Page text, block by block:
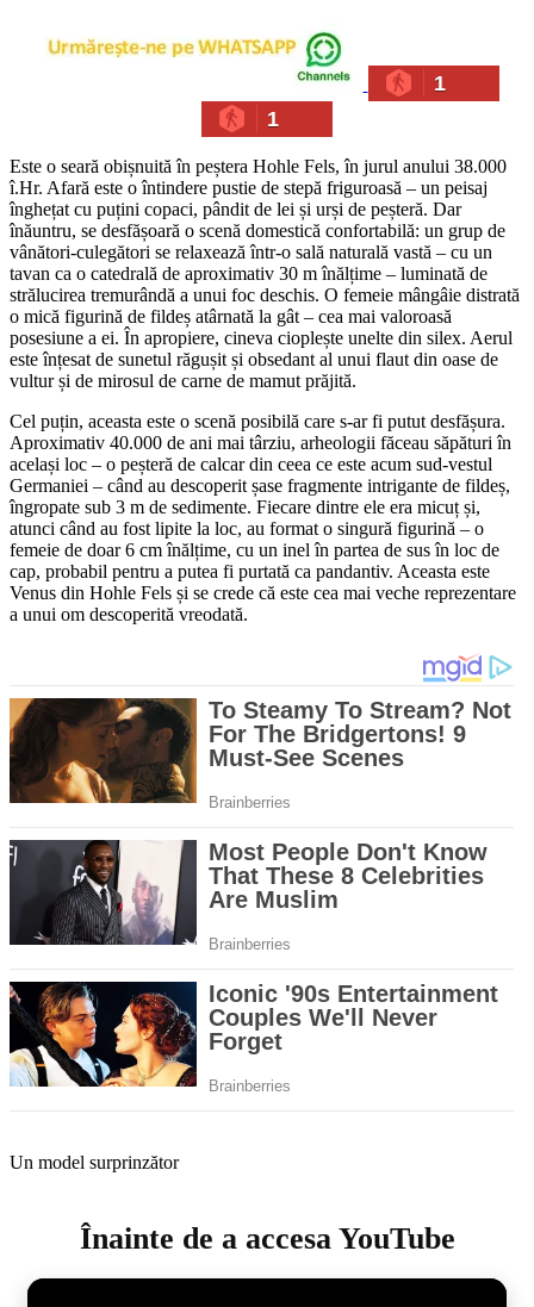
1
1
Este o seară obișnuită în peștera Hohle Fels, în jurul anului 38.000
î.Hr. Afară este o întindere pustie de stepă friguroasă – un peisaj
înghețat cu puțini copaci, pândit de lei și urși de peșteră. Dar
înăuntru, se desfășoară o scenă domestică confortabilă: un grup de
vânători-culegători se relaxează într-o sală naturală vastă – cu un
tavan ca o catedrală de aproximativ 30 m înălțime – luminată de
strălucirea tremurândă a unui foc deschis. O femeie mângâie distrată
o mică figurină de fildeș atârnată la gât – cea mai valoroasă
posesiune a ei. În apropiere, cineva cioplește unelte din silex. Aerul
este înțesat de sunetul răgușit și obsedant al unui flaut din oase de
vultur și de mirosul de carne de mamut prăjită.
Cel puțin, aceasta este o scenă posibilă care s-ar fi putut desfășura.
Aproximativ 40.000 de ani mai târziu, arheologii făceau săpături în
același loc – o peșteră de calcar din ceea ce este acum sud-vestul
Germaniei – când au descoperit șase fragmente intrigante de fildeș,
îngropate sub 3 m de sedimente. Fiecare dintre ele era micuț și,
atunci când au fost lipite la loc, au format o singură figurină – o
femeie de doar 6 cm înălțime, cu un inel în partea de sus în loc de
cap, probabil pentru a putea fi purtată ca pandantiv. Aceasta este
Venus din Hohle Fels și se crede că este cea mai veche reprezentare
a unui om descoperită vreodată.
Un model surprinzător
Înainte de a accesa YouTube